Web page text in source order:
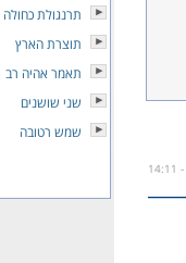
תרנגולת כחולה
תוצרת הארץ
תאמר אהיה רב
שני שושנים
שמש רטובה